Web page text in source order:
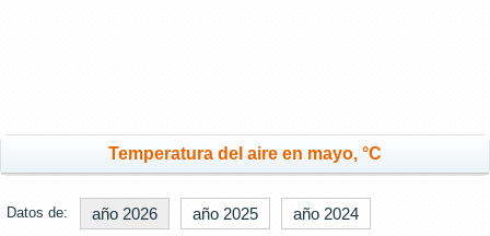
Temperatura del aire en mayo, °C
Datos de: año 2026 año 2025 año 2024